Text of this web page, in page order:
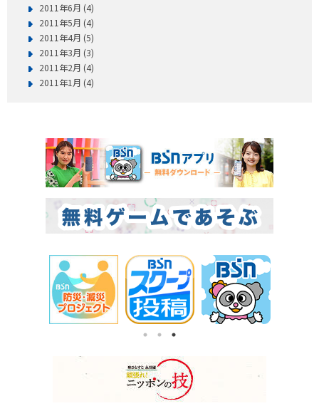
2011年6月 (4)
2011年5月 (4)
2011年4月 (5)
2011年3月 (3)
2011年2月 (4)
2011年1月 (4)